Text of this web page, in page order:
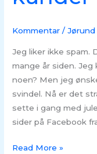
Kommentar /
Jeg liker ikke spam.
mange år siden.
noen? Men jeg
svindel. Nå er det
sette i gang med
sider på Facebook
Read More »